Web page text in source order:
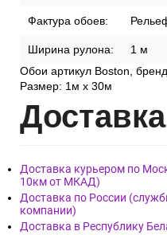
Фактура обоев:
Ширина рулона:
1 м
Обои артикул Boston,
Размер: 1м х 30м
Доставка
Доставка курьером по
10км от МКАД)
Доставка по России
компании)
Доставка в Республику